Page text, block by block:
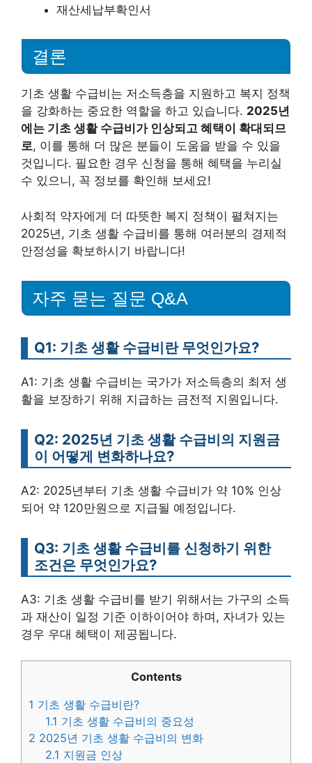
재산세납부확인서
결론
기초 생활 수급비는 저소득층을 지원하고 복지 정책
을 강화하는 중요한 역할을 하고 있습니다. 2025년
에는 기초 생활 수급비가 인상되고 혜택이 확대되므
로, 이를 통해 더 많은 분들이 도움을 받을 수 있을
것입니다. 필요한 경우 신청을 통해 혜택을 누리실
수 있으니, 꼭 정보를 확인해 보세요!
사회적 약자에게 더 따뜻한 복지 정책이 펼쳐지는
2025년, 기초 생활 수급비를 통해 여러분의 경제적
안정성을 확보하시기 바랍니다!
자주 묻는 질문 Q&A
Q1: 기초 생활 수급비란 무엇인가요?
A1: 기초 생활 수급비는 국가가 저소득층의 최저 생
활을 보장하기 위해 지급하는 금전적 지원입니다.
Q2: 2025년 기초 생활 수급비의 지원금
이 어떻게 변화하나요?
A2: 2025년부터 기초 생활 수급비가 약 10% 인상
되어 약 120만원으로 지급될 예정입니다.
Q3: 기초 생활 수급비를 신청하기 위한
조건은 무엇인가요?
A3: 기초 생활 수급비를 받기 위해서는 가구의 소득
과 재산이 일정 기준 이하이어야 하며, 자녀가 있는
경우 우대 혜택이 제공됩니다.
Contents
1 기초 생활 수급비란?
1.1 기초 생활 수급비의 중요성
2 2025년 기초 생활 수급비의 변화
2.1 지원금 인상